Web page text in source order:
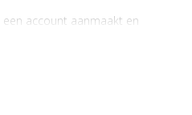
account aanmaakt en
bestede euro 1 spaarpunt,